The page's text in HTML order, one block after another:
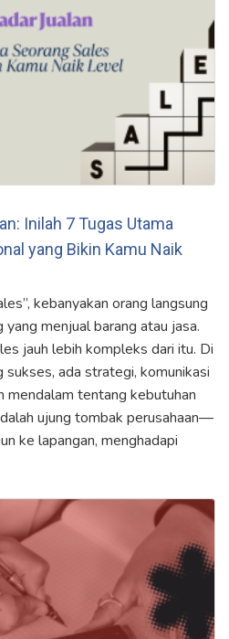
Inilah 7 Tugas Utama
yang Bikin Kamu Naik
kebanyakan orang langsung
menjual barang atau jasa.
jauh lebih kompleks dari itu. Di
ada strategi, komunikasi
mendalam tentang kebutuhan
ujung tombak perusahaan—
ke lapangan, menghadapi